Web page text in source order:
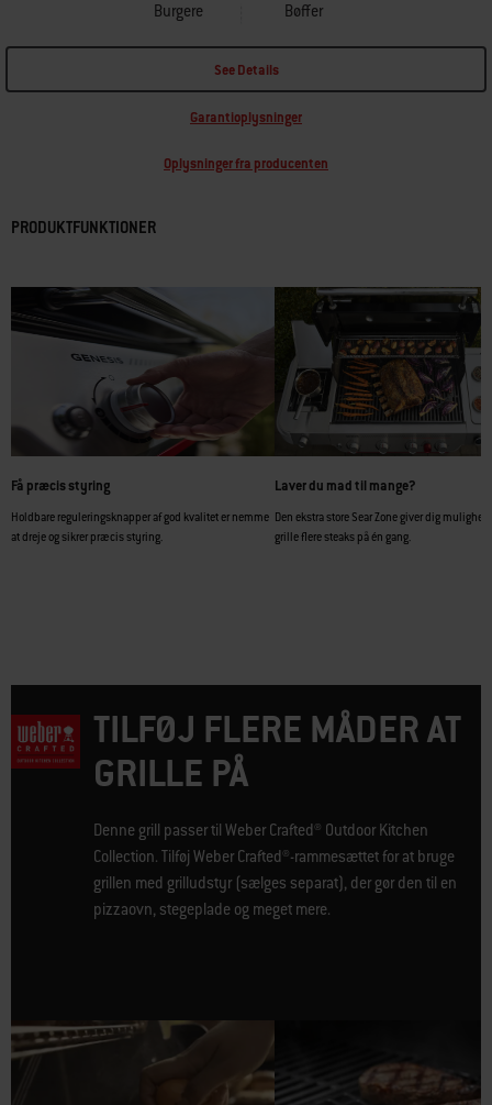
Burgere Bøffer
See Details
Garantioplysninger
Oplysninger fra producenten
PRODUKTFUNKTIONER
Få præcis styring
Holdbare reguleringsknapper af god kvalitet er nemme
at dreje og sikrer præcis styring.
Laver du mad til mange?
Den ekstra store Sear Zone giver dig mulighed
grille flere steaks på én gang.
TILFØJ FLERE MÅDER AT
GRILLE PÅ
Denne grill passer til Weber Crafted® Outdoor Kitchen
Collection. Tilføj Weber Crafted®-rammesættet for at bruge
grillen med grilludstyr (sælges separat), der gør den til en
pizzaovn, stegeplade og meget mere.